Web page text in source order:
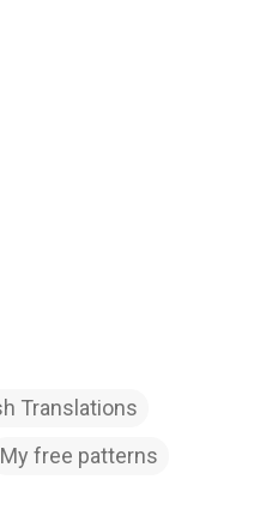
Translations
My free patterns